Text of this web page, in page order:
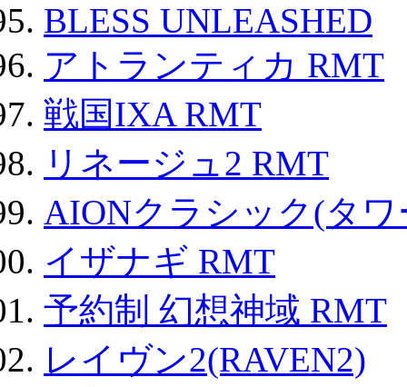
BLESS UNLEASHED
アトランティカ RMT
戦国IXA RMT
リネージュ2 RMT
AIONクラシック(タ
イザナギ RMT
予約制 幻想神域 RMT
レイヴン2(RAVEN2)